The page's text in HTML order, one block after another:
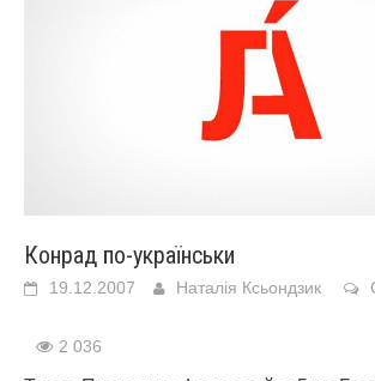
Конрад по-українськи
19.12.2007 Наталія Ксьондзик
2 036